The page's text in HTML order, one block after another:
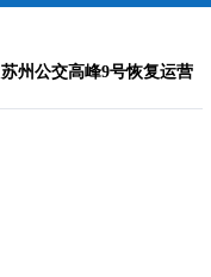
苏州公交高峰9号恢复运营